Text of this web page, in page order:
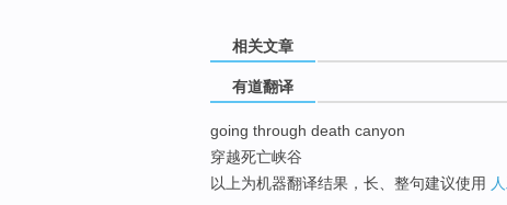
相关文章
有道翻译
going through death canyon
穿越死亡峡谷
以上为机器翻译结果，长、整句建议使用